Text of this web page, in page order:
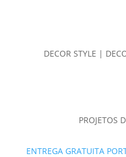
DECOR STYLE |
PROJETOS
ENTREGA GRATUITA